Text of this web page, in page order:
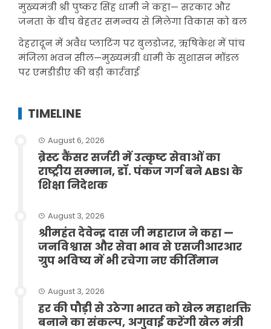
मुख्यमंत्री श्री पुष्कर सिंह धामी ने कहा— सरकार और
जनता के बीच बेहतर समन्वय से मिलेगा विकास को बल
देहरादून में अवैध प्लाटिंग पर बुलडोजर, ऋषिकेश में पांच
मंजिला भवन सील—मुख्यमंत्री धामी के सुशासन मॉडल
पर एमडीडीए की बड़ी कार्रवाई
TIMELINE
August 6, 2026
ब्रेस्ट कैंसर सर्जरी में उत्कृष्ट सेवाओं का
राष्ट्रीय सम्मान, डॉ. पंकज गर्ग बने ABSI के
शिक्षा निदेशक
August 3, 2026
श्रीमहंत देवेन्द्र दास जी महाराज ने कहा —
जनविश्वास और सेवा भाव से एसजीआरआर
ग्रुप भविष्य में भी रचेगा नए कीर्तिमान
August 3, 2026
हर की पौड़ी से उठेगा भारत को खेल महाशक्ति
बनाने का संकल्प, अगुवाई करेंगी खेल मंत्री